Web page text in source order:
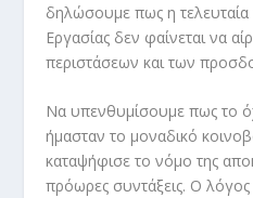
δηλώσουμε πως η
Εργασίας δεν φαίνεται να
περιστάσεων και των
Να υπενθυμίσουμε πως το
ήμασταν το μοναδικό
καταψήφισε το νόμο της
πρόωρες συντάξεις. Ο